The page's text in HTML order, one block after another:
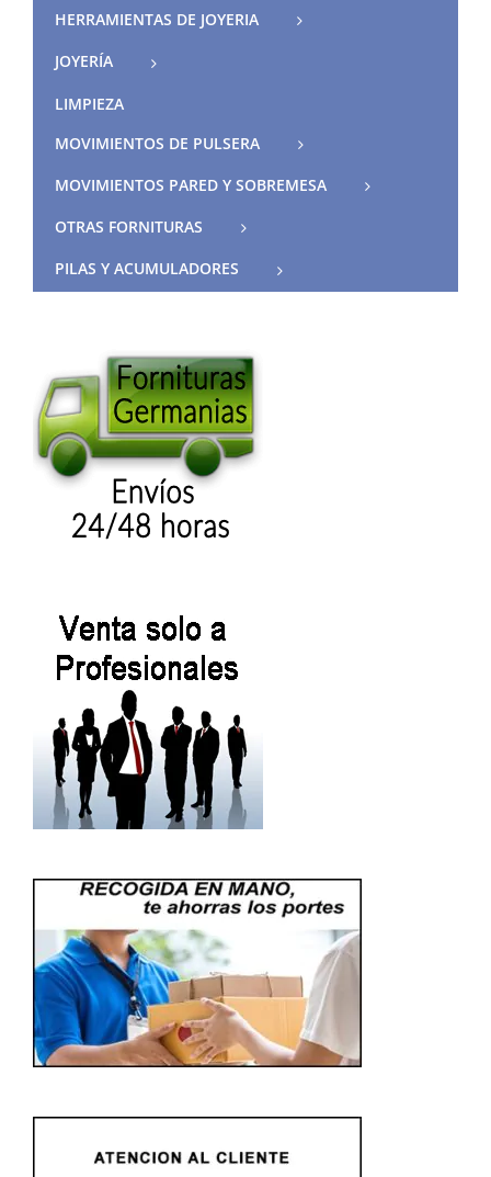
HERRAMIENTAS DE JOYERIA
JOYERÍA
LIMPIEZA
MOVIMIENTOS DE PULSERA
MOVIMIENTOS PARED Y SOBREMESA
OTRAS FORNITURAS
PILAS Y ACUMULADORES